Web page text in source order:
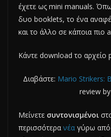
έχετε ως mini manuals.
δυο booklets, το ένα
και το άλλο σε κάποια πιο
Κάντε download το αρχείο
Διαβάστε: Mario Strikers:
review
Μείνετε συντονισμένοι
περισσότερα νέα γύρω από